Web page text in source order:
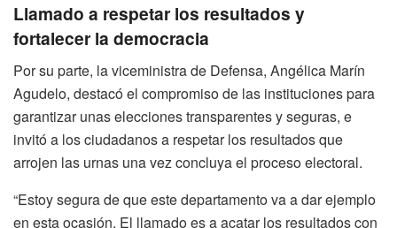
Llamado a respetar los resultados y
fortalecer la democracia
Por su parte, la viceministra de Defensa, Angélica Marín
Agudelo, destacó el compromiso de las instituciones para
garantizar unas elecciones transparentes y seguras, e
invitó a los ciudadanos a respetar los resultados que
arrojen las urnas una vez concluya el proceso electoral.
“Estoy segura de que este departamento va a dar ejemplo
en esta ocasión. El llamado es a acatar los resultados con